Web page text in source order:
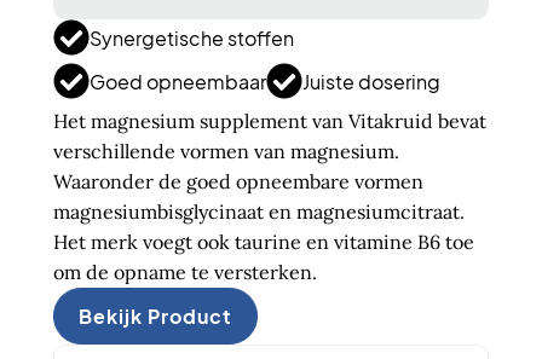
Synergetische stoffen
Goed opneembaar
Juiste dosering
Het magnesium supplement van Vitakruid bevat
verschillende vormen van magnesium.
Waaronder de goed opneembare vormen
magnesiumbisglycinaat en magnesiumcitraat.
Het merk voegt ook taurine en vitamine B6 toe
om de opname te versterken.
Bekijk Product